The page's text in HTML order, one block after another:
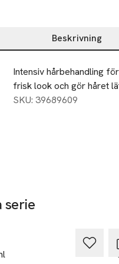
Beskrivning
Beskrivning
Intensiv hårbehandling
frisk look och gör håret
SKU: 39689609
serie